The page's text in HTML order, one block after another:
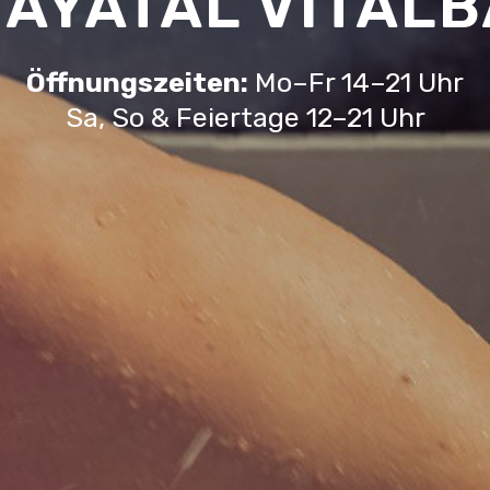
Öffnungszeiten: Mo–Fr 14–21 Uhr
Sa, So & Feiertage 12–21 Uhr